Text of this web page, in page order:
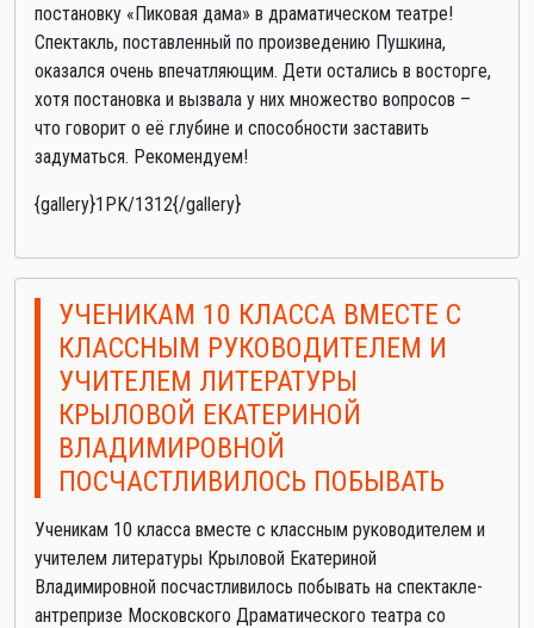
постановку «Пиковая дама» в драматическом театре!
Спектакль, поставленный по произведению Пушкина,
оказался очень впечатляющим. Дети остались в восторге,
хотя постановка и вызвала у них множество вопросов –
что говорит о её глубине и способности заставить
задуматься. Рекомендуем!
{gallery}1PK/1312{/gallery}
УЧЕНИКАМ 10 КЛАССА ВМЕСТЕ С
КЛАССНЫМ РУКОВОДИТЕЛЕМ И
УЧИТЕЛЕМ ЛИТЕРАТУРЫ
КРЫЛОВОЙ ЕКАТЕРИНОЙ
ВЛАДИМИРОВНОЙ
ПОСЧАСТЛИВИЛОСЬ ПОБЫВАТЬ
Ученикам 10 класса вместе с классным руководителем и
учителем литературы Крыловой Екатериной
Владимировной посчастливилось побывать на спектакле-
антрепризе Московского Драматического театра со